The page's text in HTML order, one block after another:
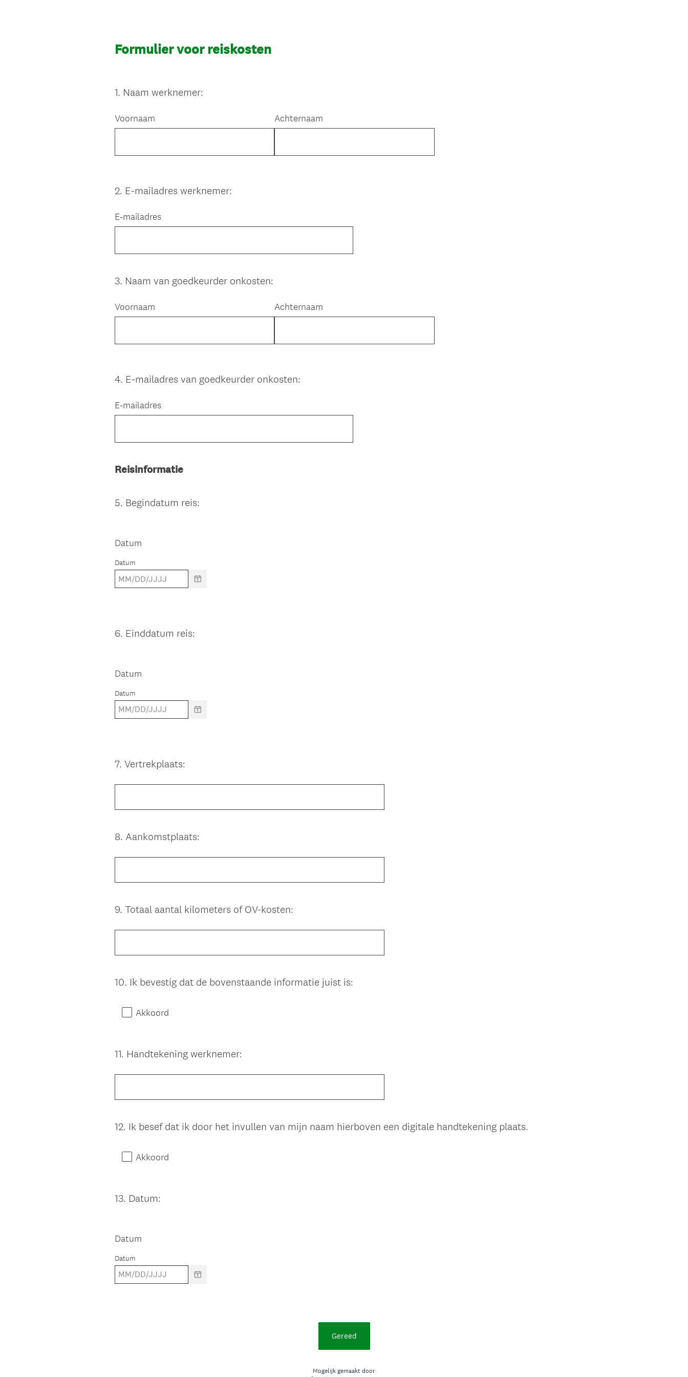
Formulier voor reiskosten
Question
1. Naam werknemer:
Voornaam Achternaam
Question
2. E-mailadres werknemer:
E-mailadres
Question
3. Naam van goedkeurder onkosten:
Voornaam Achternaam
Question
4. E-mailadres van goedkeurder onkosten:
E-mailadres
Reisinformatie
Question
5. Begindatum reis:
Datum
Datum
Question
6. Einddatum reis:
Datum
Datum
Question
7. Vertrekplaats:
Question
8. Aankomstplaats:
Question
9. Totaal aantal kilometers of OV-kosten:
Question
10. Ik bevestig dat de bovenstaande informatie juist is:
Akkoord
Question
11. Handtekening werknemer:
Question
12. Ik besef dat ik door het invullen van mijn naam hierboven een digitale handtekening plaats.
Akkoord
Question
13. Datum:
Datum
Datum
Gereed
Mogelijk gemaakt door